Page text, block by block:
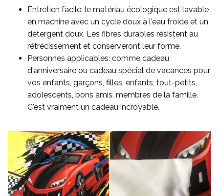
Entretien facile: le matériau écologique est lavable
en machine avec un cycle doux à l'eau froide et un
détergent doux. Les fibres durables résistent au
rétrécissement et conserveront leur forme.
Personnes applicables: comme cadeau
d'anniversaire ou cadeau spécial de vacances pour
vos enfants, garçons, filles, enfants, tout-petits,
adolescents, bons amis, membres de la famille.
C'est vraiment un cadeau incroyable.